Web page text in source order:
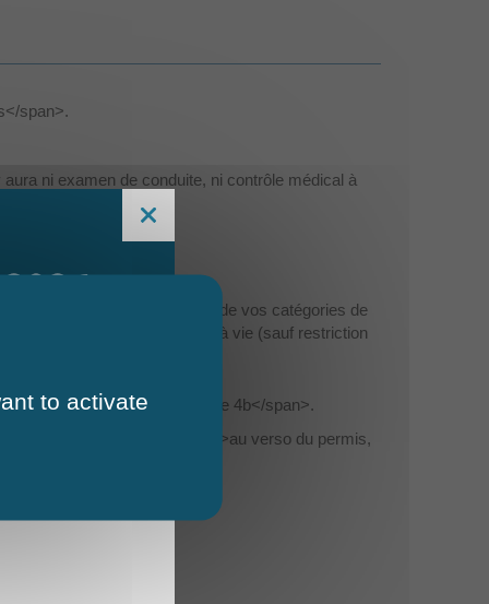
span>.
ni examen de conduite, ni contrôle médical à
de vos catégories de
une voiture reste valable à vie (sauf restriction
recto, à la ligne 4b</span>.
class="miseenevidence">au verso du permis,
to activate